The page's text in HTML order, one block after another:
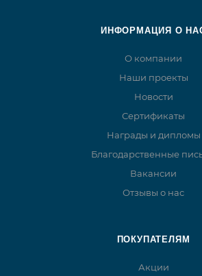
ИНФОРМАЦИЯ О
О компании
Наши проекты
Новости
Сертификаты
Награды и дипломы
Благодарственные
Вакансии
Отзывы о нас
ПОКУПАТЕЛЯМ
Акции